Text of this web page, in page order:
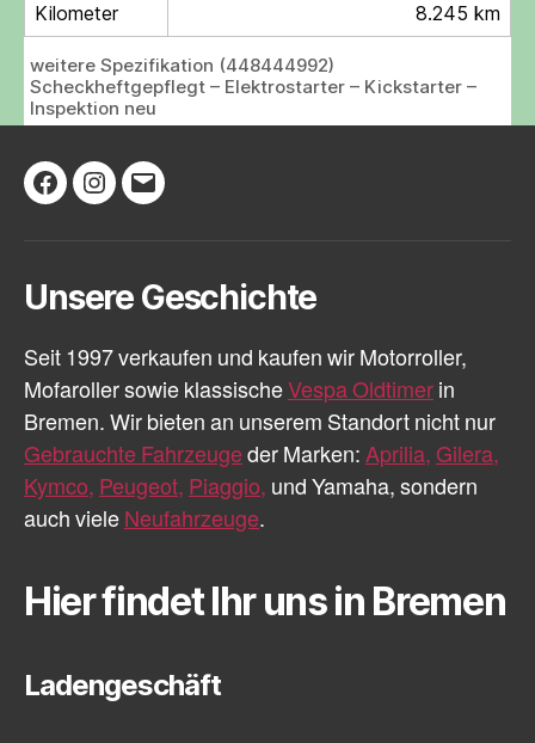
Kilometer
8.245 km
weitere Spezifikation (448444992)
Scheckheftgepflegt – Elektrostarter – Kickstarter –
Inspektion neu
Facebook
Instagram
E-
Unsere Geschichte
Seit 1997 verkaufen und kaufen wir Motorroller,
Mofaroller sowie klassischeVespa Oldtimer in
Bremen. Wir bieten an unserem Standort nicht nur
Gebrauchte Fahrzeugeder Marken: Aprilia, Gilera,
Kymco, Peugeot, Piaggio, und Yamaha, sondern
auch viele Neufahrzeuge.
Hier findet Ihr uns in Bremen
Ladengeschäft